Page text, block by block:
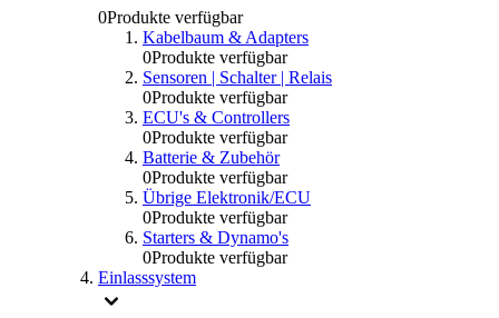
0Produkte verfügbar
Kabelbaum & Adapters
0Produkte verfügbar
Sensoren | Schalter | Relais
0Produkte verfügbar
ECU's & Controllers
0Produkte verfügbar
Batterie & Zubehör
0Produkte verfügbar
Übrige Elektronik/ECU
0Produkte verfügbar
Starters & Dynamo's
0Produkte verfügbar
Einlasssystem